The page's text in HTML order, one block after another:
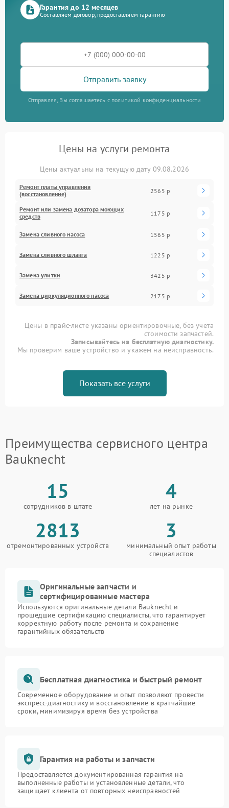
Гарантия до 12 месяцев
Составляем договор, предоставляем гарантию
Отправить заявку
Отправляя, Вы соглашаетесь с политикой конфиденциальности
Цены на услуги ремонта
Цены актуальны на текущую дату 09.08.2026
Ремонт платы управления
(восстановление)
2565 р
Ремонт или замена дозатора моющих
средств
1175 р
Замена сливного насоса 1565 р
Замена сливного шланга 1225 р
Замена улитки 3425 р
Замена циркуляционного насоса 2175 р
Цены в прайс-листе указаны ориентировочные, без учета
стоимости запчастей.
Записывайтесь на бесплатную диагностику.
Мы проверим ваше устройство и укажем на неисправность.
Показать все услуги
Преимущества сервисного центра
Bauknecht
15
сотрудников в штате
4
лет на рынке
2813
отремонтированных устройств
3
минимальный опыт работы
специалистов
Оригинальные запчасти и
сертифицированные мастера
Используются оригинальные детали Bauknecht и
прошедшие сертификацию специалисты, что гарантирует
корректную работу после ремонта и сохранение
гарантийных обязательств
Бесплатная диагностика и быстрый ремонт
Современное оборудование и опыт позволяют провести
экспресс-диагностику и восстановление в кратчайшие
сроки, минимизируя время без устройства
Гарантия на работы и запчасти
Предоставляется документированная гарантия на
выполненные работы и установленные детали, что
защищает клиента от повторных неисправностей